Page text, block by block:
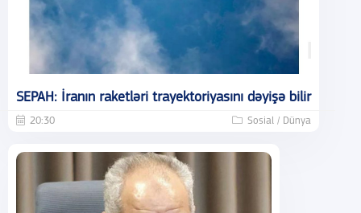
SEPAH: İranın raketləri trayektoriyasını dəyişə bilir
20:30 Sosial / Dünya